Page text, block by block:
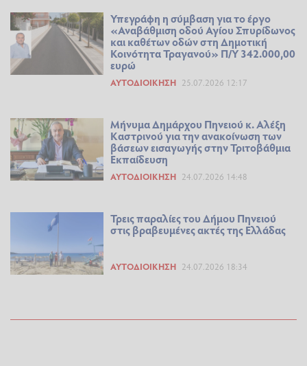
Υπεγράφη η σύμβαση για το έργο
«Αναβάθμιση οδού Αγίου Σπυρίδωνος
και καθέτων οδών στη Δημοτική
Κοινότητα Τραγανού» Π/Υ 342.000,00
ευρώ
ΑΥΤΟΔΙΟΊΚΗΣΗ 25.07.2026 12:17
Μήνυμα Δημάρχου Πηνειού κ. Αλέξη
Καστρινού για την ανακοίνωση των
βάσεων εισαγωγής στην Τριτοβάθμια
Εκπαίδευση
ΑΥΤΟΔΙΟΊΚΗΣΗ 24.07.2026 14:48
Τρεις παραλίες του Δήμου Πηνειού
στις βραβευμένες ακτές της Ελλάδας
ΑΥΤΟΔΙΟΊΚΗΣΗ 24.07.2026 18:34